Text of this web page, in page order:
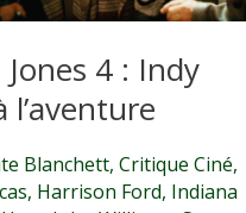
4 : Indy
l’aventure
Blanchett, Critique Ciné,
, Harrison Ford, Indiana